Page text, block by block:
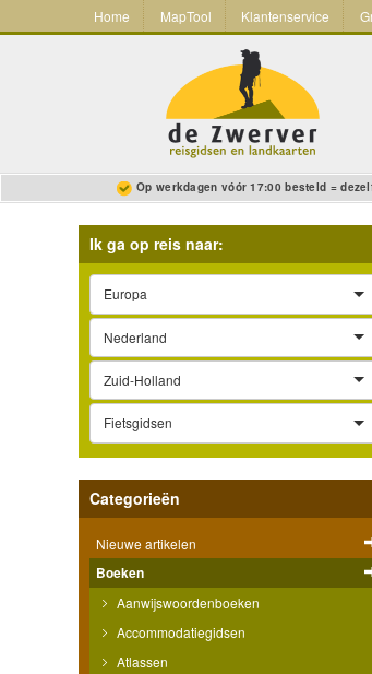
Home MapTool Klantenservice
Op werkdagen vóór 17:00 besteld =
Ik ga op reis naar:
Europa
Nederland
Zuid-Holland
Fietsgidsen
Categorieën
Nieuwe artikelen
Boeken
Aanwijswoordenboeken
Accommodatiegidsen
Atlassen